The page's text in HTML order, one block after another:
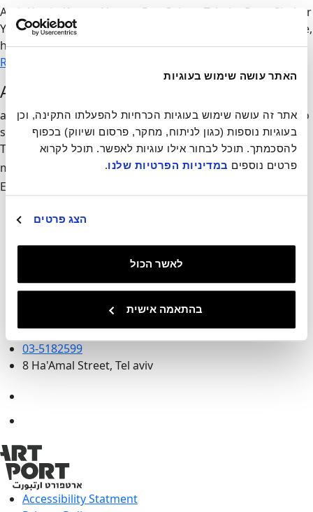
האתר עושה שימוש בעוגיות
פרטים נוספים במדיניות הפרטיות שלנו.
הצג פרטים
לאשר הכול
בהתאמה אישית
Amir Yatziv, Karam Natour, Roy Cohen, Tchelet Ram, Shahar
Yahalom and Shai-Lee Horodi, our new artists-in-residence,
have started their year!
Read more
Artport's Newsletter
all of our updates and invitations directly to your inbox, no
spam
Thank you, we'll be in touch
mail-form
Invalid
Email address
Residency
About
info@artport.art
03-5182599
8 Ha'Amal Street, Tel aviv
Accessibility Statment